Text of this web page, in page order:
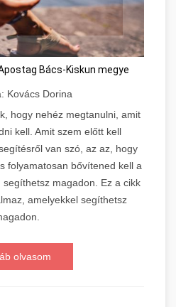
Bács-Kiskun megye
Kovács Dorina
hogy nehéz megtanulni, amit
kell. Amit szem előtt kell
van szó, az az, hogy
folyamatosan bővítened kell a
magadon. Ez a cikk
amelyekkel segíthetsz
olvasom